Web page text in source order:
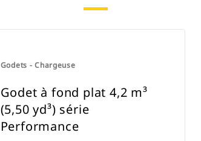
Godets - Chargeuse
Godet à fond plat 4,2 m³
(5,50 yd³) série
Performance